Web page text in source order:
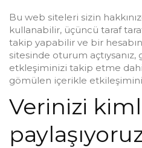
Bu web siteleri sizin
kullanabilir, üçüncü taraf
takip yapabilir ve bir
sitesinde oturum
etkleşiminizi takip etme
gömülen içerikle
Verinizi